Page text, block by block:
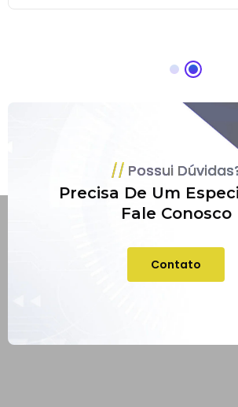
Possui
Precisa De Um
Fale Conosco
Contato